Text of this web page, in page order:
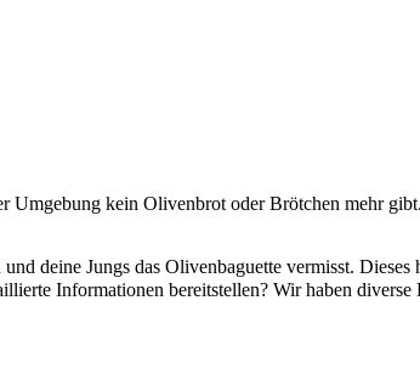
Umgebung kein Olivenbrot oder Brötchen mehr gibt.
deine Jungs das Olivenbaguette vermisst.
Informationen bereitstellen? Wir haben